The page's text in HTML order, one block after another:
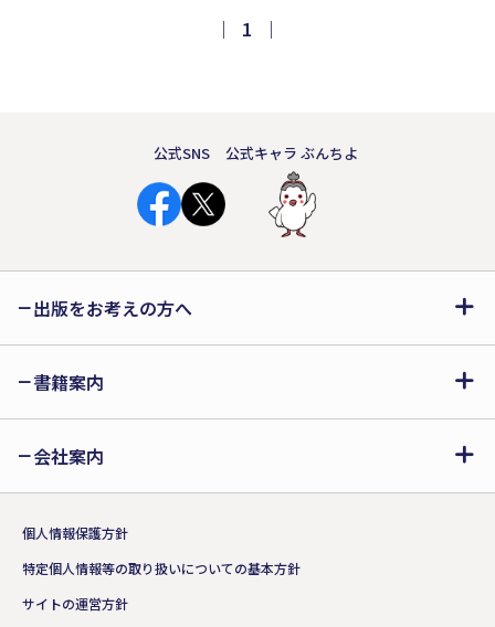
おこうと思う。謎に満ちた彼の探偵とし
｜ 1 ｜
公式SNS 公式キャラ ぶんちよ
出版をお考えの方へ
書籍案内
会社案内
個人情報保護方針
特定個人情報等の取り扱いについての基本方針
サイトの運営方針